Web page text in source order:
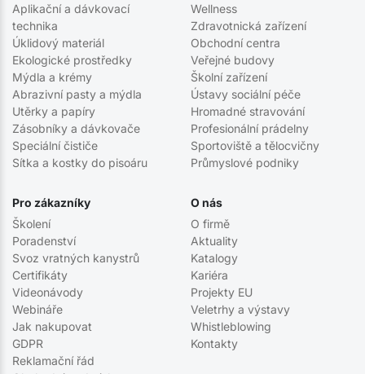
Aplikační a dávkovací
technika
Úklidový materiál
Ekologické prostředky
Mýdla a krémy
Abrazivní pasty a mýdla
Utěrky a papíry
Zásobníky a dávkovače
Speciální čističe
Sítka a kostky do pisoáru
Wellness
Zdravotnická zařízení
Obchodní centra
Veřejné budovy
Školní zařízení
Ústavy sociální péče
Hromadné stravování
Profesionální prádelny
Sportoviště a tělocvičny
Průmyslové podniky
Pro zákazníky
Školení
Poradenství
Svoz vratných kanystrů
Certifikáty
Videonávody
Webináře
Jak nakupovat
GDPR
Reklamační řád
O nás
O firmě
Aktuality
Katalogy
Kariéra
Projekty EU
Veletrhy a výstavy
Whistleblowing
Kontakty